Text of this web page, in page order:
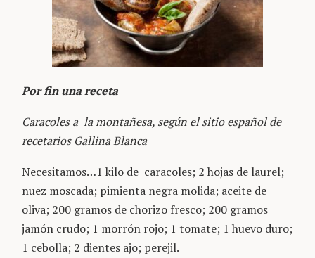
Por fin una receta
Caracoles a la montañesa, según el sitio español de
recetarios Gallina Blanca
Necesitamos…1 kilo de caracoles; 2 hojas de laurel;
nuez moscada; pimienta negra molida; aceite de
oliva; 200 gramos de chorizo fresco; 200 gramos
jamón crudo; 1 morrón rojo; 1 tomate; 1 huevo duro;
1 cebolla; 2 dientes ajo; perejil.